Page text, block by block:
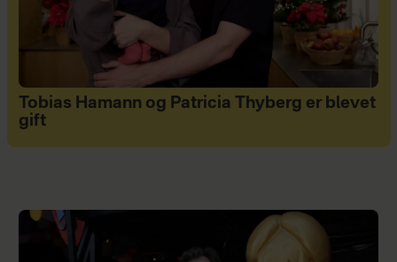
Tobias Hamann og Patricia Thyberg er blevet
gift